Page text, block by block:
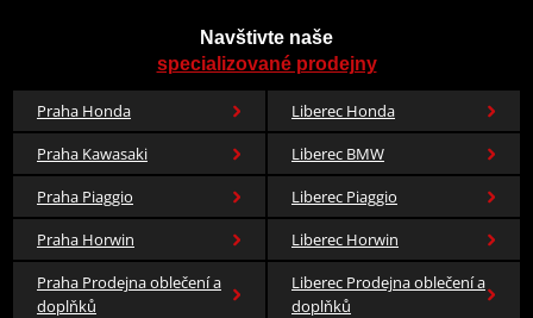
Navštivte naše
specializované prodejny
Praha Honda
Liberec Honda
Praha Kawasaki
Liberec BMW
Praha Piaggio
Liberec Piaggio
Praha Horwin
Liberec Horwin
Praha Prodejna oblečení a
doplňků
Liberec Prodejna oblečení a
doplňků